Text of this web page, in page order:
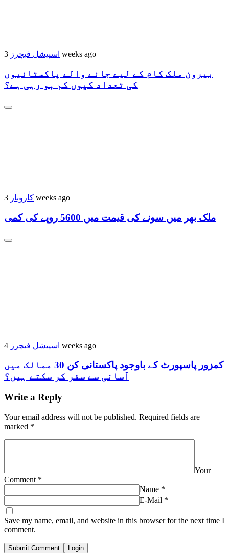
اسپیشل فیچرز 3 weeks ago
بیرون ملک کام کے لیے جانے والے پاکستانیوں
کی تعداد کیوں کم ہو رہی ہے؟
کاروبار 3 weeks ago
ملک بھر میں سونے کی قیمت میں 5600 روپے کی کمی
اسپیشل فیچرز 4 weeks ago
کمزور پاسپورٹ کے باوجود پاکستانی کن 30 ممالک میں
آسانی سے سفر کر سکتے ہیں؟
Write a Reply
Your email address will not be published. Required fields are
marked *
Your
Comment *
Name *
E-Mail *
Save my name, email, and website in this browser for the next time I
comment.
Submit Comment Login